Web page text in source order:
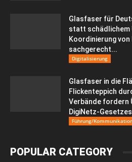
Glasfaser für
statt schädlichem
Koordinierung
sachgerecht...
Digitalisierung
Glasfaser in die
Flickenteppich
Verbände fordern
DigiNetz-Gesetzes
Führung/
POPULAR CATEGORY